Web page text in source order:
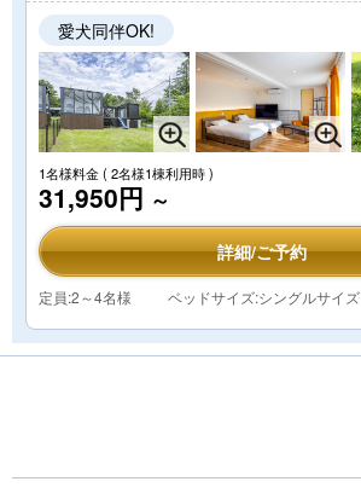
愛犬同伴OK!
1名様料金( 2名様1棟利用時 )
31,950円 ～
詳細/ご予約
定員:2～4名様 ベッドサイズ:シングルサイズ